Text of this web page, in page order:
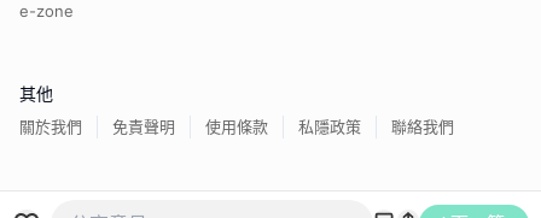
e-zone
其他
關於我們 免責聲明 使用條款 私隱政策 聯絡我們